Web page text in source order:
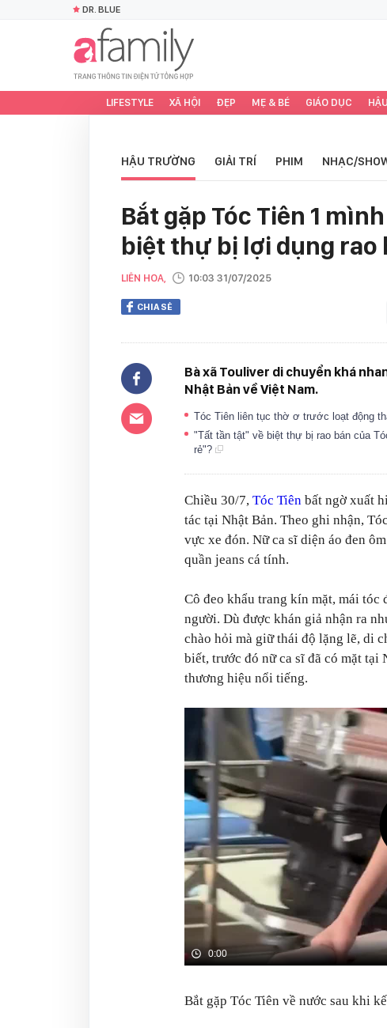
DR. BLUE
LIFESTYLE XÃ HỘI ĐẸP MẸ & BÉ GIÁO DỤC
HẬU TRƯỜNG GIẢI TRÍ PHIM NHẠC/
Bắt gặp Tóc Tiên 1
biệt thự bị lợi dụng rao
LIÊN HOA, 10:03 31/07/2025
CHIA SẺ
Bà xã Touliver di chuyển khá
Nhật Bản về Việt Nam.
Tóc Tiên liên tục thờ ơ trước loạt động
"Tất tần tật" về biệt thự bị rao bán của
rẻ"?
Chiều 30/7, Tóc Tiên bất ngờ xuất
tác tại Nhật Bản. Theo ghi nhận,
vực xe đón. Nữ ca sĩ diện áo đen
quần jeans cá tính.
Cô đeo khẩu trang kín mặt, mái tóc
người. Dù được khán giả nhận ra
chào hỏi mà giữ thái độ lặng lẽ, di
biết, trước đó nữ ca sĩ đã có mặt tại
thương hiệu nổi tiếng.
Bắt gặp Tóc Tiên về nước sau khi